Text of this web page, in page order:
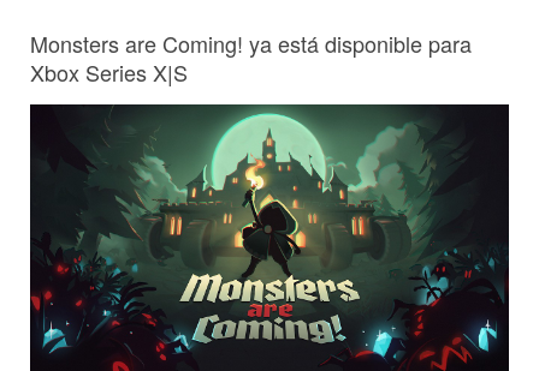
Monsters are Coming! ya está disponible para
Xbox Series X|S